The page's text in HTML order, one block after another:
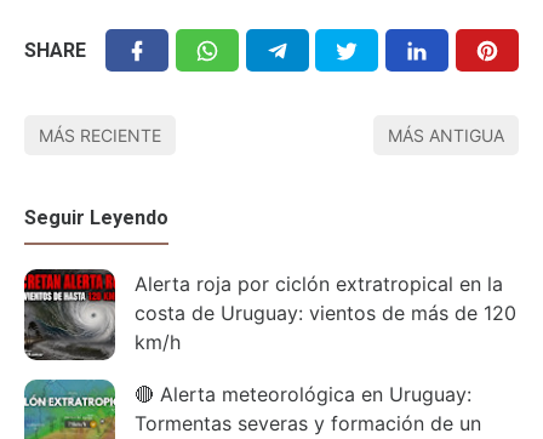
SHARE
MÁS RECIENTE MÁS ANTIGUA
Seguir Leyendo
Alerta roja por ciclón extratropical en la
costa de Uruguay: vientos de más de 120
km/h
🔴 Alerta meteorológica en Uruguay:
Tormentas severas y formación de un